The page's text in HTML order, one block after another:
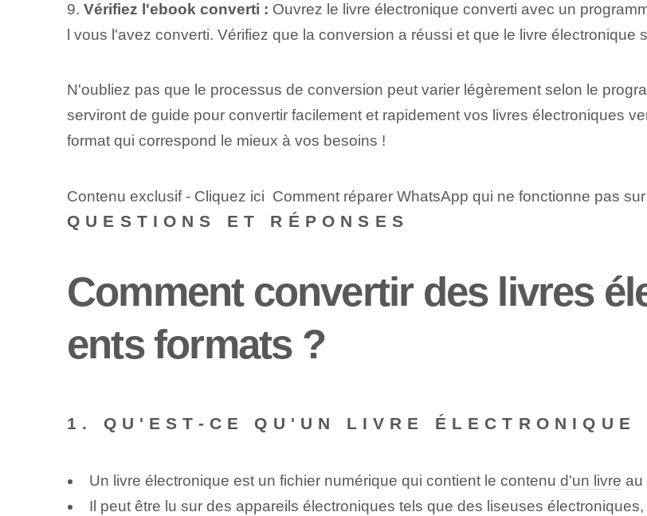
9. Vérifiez l'ebook converti : Ouvrez le livre électronique converti avec un
l vous l'avez converti. Vérifiez que la conversion a réussi et que le livre électronique
N'oubliez pas que le processus de conversion peut varier légèrement selon le
serviront de guide pour convertir facilement et rapidement vos livres électroniques
format qui correspond le mieux à vos besoins !
Contenu exclusif - Cliquez ici Comment réparer WhatsApp qui ne fonctionne pas
QUESTIONS ET RÉPONSES
Comment convertir des livres
ents formats ?
1. QU'EST-CE QU'UN LIVRE ÉLECTRONIQUE
Un livre électronique est un fichier numérique qui contient le contenu d'un livre au
Il peut être lu sur des appareils électroniques tels que des liseuses